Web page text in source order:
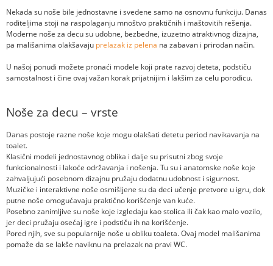
Nekada su noše bile jednostavne i svedene samo na osnovnu funkciju. Danas
roditeljima stoji na raspolaganju mnoštvo praktičnih i maštovitih rešenja.
Moderne noše za decu su udobne, bezbedne, izuzetno atraktivnog dizajna,
pa mališanima olakšavaju prelazak iz pelena na zabavan i prirodan način.
U našoj ponudi možete pronaći modele koji prate razvoj deteta, podstiču
samostalnost i čine ovaj važan korak prijatnijim i lakšim za celu porodicu.
Noše za decu – vrste
Danas postoje razne noše koje mogu olakšati detetu period navikavanja na
toalet.
Klasični modeli jednostavnog oblika i dalje su prisutni zbog svoje
funkcionalnosti i lakoće održavanja i nošenja. Tu su i anatomske noše koje
zahvaljujući posebnom dizajnu pružaju dodatnu udobnost i sigurnost.
Muzičke i interaktivne noše osmišljene su da deci učenje pretvore u igru, dok
putne noše omogućavaju praktično korišćenje van kuće.
Posebno zanimljive su noše koje izgledaju kao stolica ili čak kao malo vozilo,
jer deci pružaju osećaj igre i podstiču ih na korišćenje.
Pored njih, sve su popularnije noše u obliku toaleta. Ovaj model mališanima
pomaže da se lakše naviknu na prelazak na pravi WC.